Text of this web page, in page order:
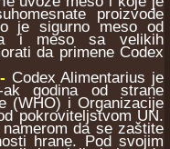
proizvode
je sigurno meso od
i meso sa velikih
da primene Codex
Codex Alimentarius je
ak godina od strane
(WHO) i Organizacije
pokroviteljstvom UN.
da se zaštite
hrane. Pod svojim